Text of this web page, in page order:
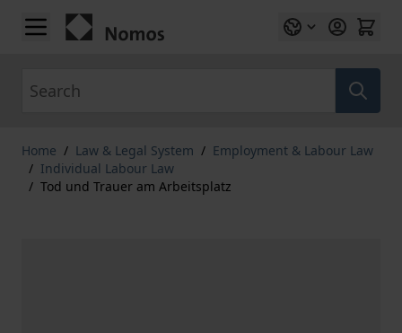
Skip to Content
Home / Law & Legal System / Employment & Labour Law
/ Individual Labour Law
/ Tod und Trauer am Arbeitsplatz